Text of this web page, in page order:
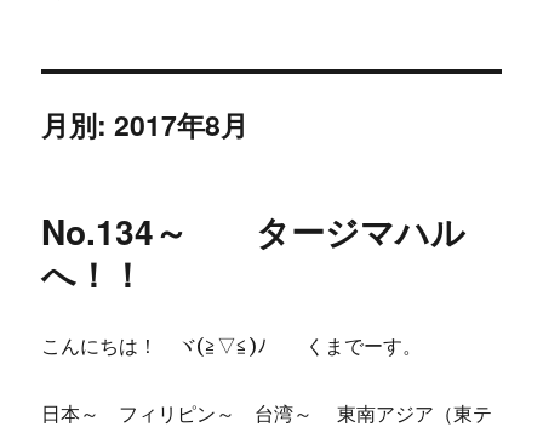
月別: 2017年8月
No.134～ タージマハル
へ！！
こんにちは！ ヾ(≧▽≦)ﾉ くまでーす。
日本～ フィリピン～ 台湾～ 東南アジア（東テ